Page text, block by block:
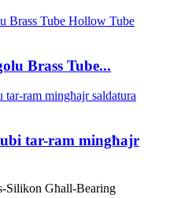
Brass Tube...
tar-ram mingħajr